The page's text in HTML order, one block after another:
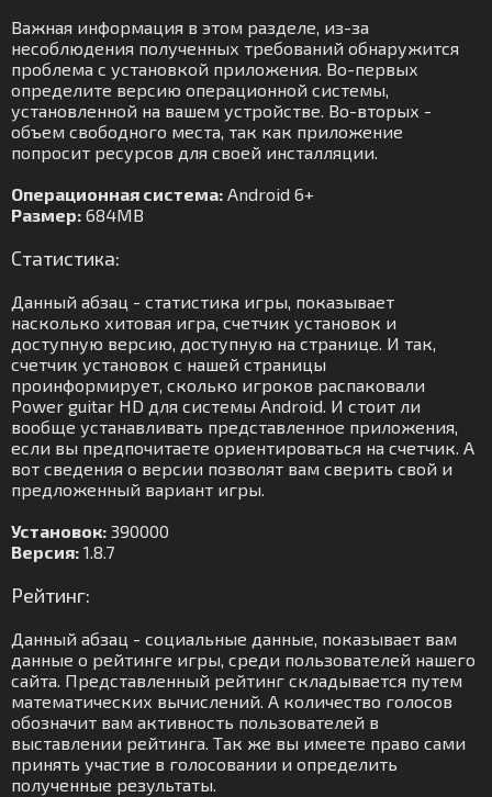
Важная информация в этом разделе, из-за
несоблюдения полученных требований обнаружится
проблема с установкой приложения. Во-первых
определите версию операционной системы,
установленной на вашем устройстве. Во-вторых -
объем свободного места, так как приложение
попросит ресурсов для своей инсталляции.
Операционная система: Android 6+
Размер: 684MB
Статистика:
Данный абзац - статистика игры, показывает
насколько хитовая игра, счетчик установок и
доступную версию, доступную на странице. И так,
счетчик установок с нашей страницы
проинформирует, сколько игроков распаковали
Power guitar HD для системы Android. И стоит ли
вообще устанавливать представленное приложения,
если вы предпочитаете ориентироваться на счетчик. А
вот сведения о версии позволят вам сверить свой и
предложенный вариант игры.
Установок: 390000
Версия: 1.8.7
Рейтинг:
Данный абзац - социальные данные, показывает вам
данные о рейтинге игры, среди пользователей нашего
сайта. Представленный рейтинг складывается путем
математических вычислений. А количество голосов
обозначит вам активность пользователей в
выставлении рейтинга. Так же вы имеете право сами
принять участие в голосовании и определить
полученные результаты.